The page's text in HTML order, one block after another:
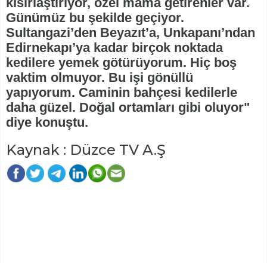
Günümüz bu şekilde geçiyor.
Sultangazi’den Beyazıt’a, Unkapanı’ndan
Edirnekapı’ya kadar birçok noktada
kedilere yemek götürüyorum. Hiç boş
vaktim olmuyor. Bu işi gönüllü
yapıyorum. Caminin bahçesi kedilerle
daha güzel. Doğal ortamları gibi oluyor"
diye konuştu.
Kaynak : Düzce TV A.Ş